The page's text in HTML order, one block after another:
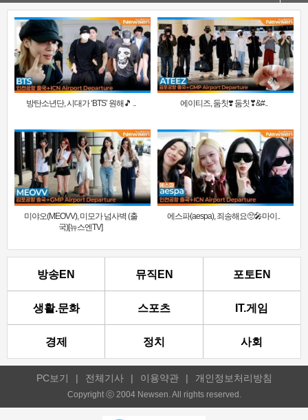
방탄소년단, 시대가 ‘BTS’ 원해🎵 .. 에이티즈, 둠칫❣️ 둠칫❣&#..
미야오(MEOVV), 미모가 넘사벽 (출
국)[뉴스엔TV]
에스파(aespa), 죄송해요🥺🎤마이..
방송EN 뮤직EN 포토EN
생활.문화 스포츠 IT.게임
경제 정치 사회
PC보기 | 전체기사 | 이용약관 | 개인정보처리방침
Copyright ⓒ 2004 Newsen. All rights reserved.